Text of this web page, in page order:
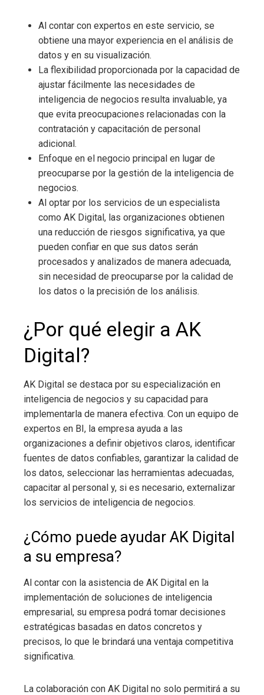
Al contar con expertos en este servicio, se
obtiene una mayor experiencia en el análisis de
datos y en su visualización.
La flexibilidad proporcionada por la capacidad de
ajustar fácilmente las necesidades de
inteligencia de negocios resulta invaluable, ya
que evita preocupaciones relacionadas con la
contratación y capacitación de personal
adicional.
Enfoque en el negocio principal en lugar de
preocuparse por la gestión de la inteligencia de
negocios.
Al optar por los servicios de un especialista
como AK Digital, las organizaciones obtienen
una reducción de riesgos significativa, ya que
pueden confiar en que sus datos serán
procesados y analizados de manera adecuada,
sin necesidad de preocuparse por la calidad de
los datos o la precisión de los análisis.
¿Por qué elegir a AK
Digital?
AK Digital se destaca por su especialización en
inteligencia de negocios y su capacidad para
implementarla de manera efectiva. Con un equipo de
expertos en BI, la empresa ayuda a las
organizaciones a definir objetivos claros, identificar
fuentes de datos confiables, garantizar la calidad de
los datos, seleccionar las herramientas adecuadas,
capacitar al personal y, si es necesario, externalizar
los servicios de inteligencia de negocios.
¿Cómo puede ayudar AK Digital
a su empresa?
Al contar con la asistencia de AK Digital en la
implementación de soluciones de inteligencia
empresarial, su empresa podrá tomar decisiones
estratégicas basadas en datos concretos y
precisos, lo que le brindará una ventaja competitiva
significativa.
La colaboración con AK Digital no solo permitirá a su